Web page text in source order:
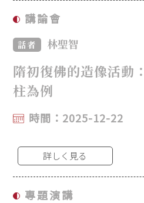
講論會
話者 林聖智
隋初復佛的造像活動
柱為例
時間：2025-12-22
詳しく見る
專題演講